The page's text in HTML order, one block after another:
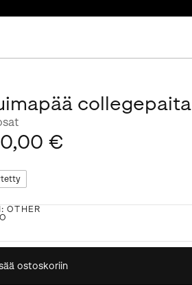
collegepaita
€
:OTHER
ostoskoriin